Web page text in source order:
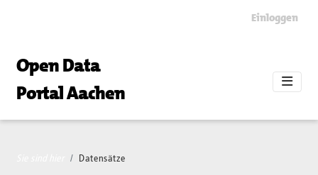
Einloggen
Open Data
Portal Aachen
Datensätze